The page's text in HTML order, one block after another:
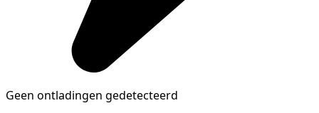
Geen ontladingen gedetecteerd